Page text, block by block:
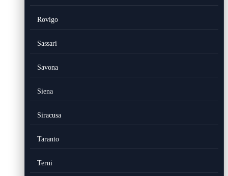
Rovigo
Sassari
Savona
Siena
Siracusa
Taranto
Terni